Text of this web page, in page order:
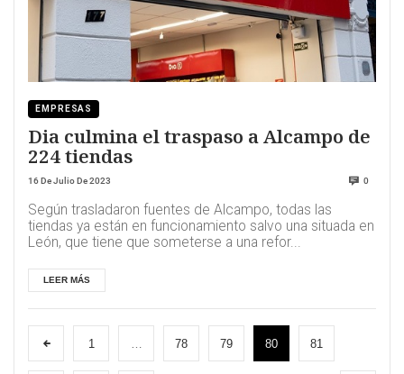
EMPRESAS
Dia culmina el traspaso a Alcampo de
224 tiendas
16 De Julio De 2023 0
Según trasladaron fuentes de Alcampo, todas las
tiendas ya están en funcionamiento salvo una situada en
León, que tiene que someterse a una refor...
LEER MÁS
1 78 79 80 81